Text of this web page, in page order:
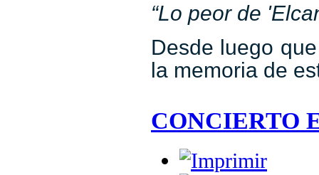
“Lo peor de
Desde luego
la memoria de
CONCIERTO